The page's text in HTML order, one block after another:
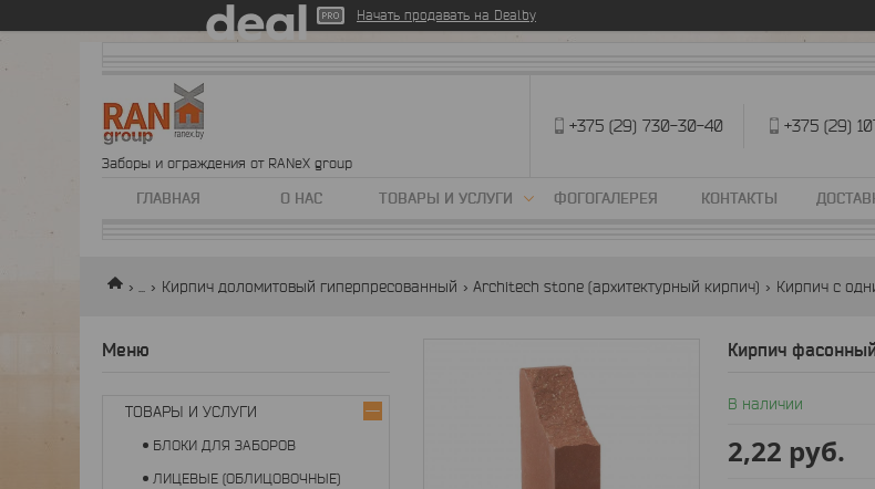
Начать продавать на Deal.by
Заборы и ограждения от RANeX group
+375 (29) 730-30-40 +375 (29)
ГЛАВНАЯ О НАС ТОВАРЫ И УСЛУГИ ФОГОГАЛЕРЕЯ КОНТАКТЫ
Кирпич доломитовый гиперпресованный Architech stone (архитектурный кирпич) Кирпич с
Кирпич
В наличии
2,22 руб.
ТОВАРЫ И УСЛУГИ
БЛОКИ ДЛЯ ЗАБОРОВ
ЛИЦЕВЫЕ (ОБЛИЦОВОЧНЫЕ)